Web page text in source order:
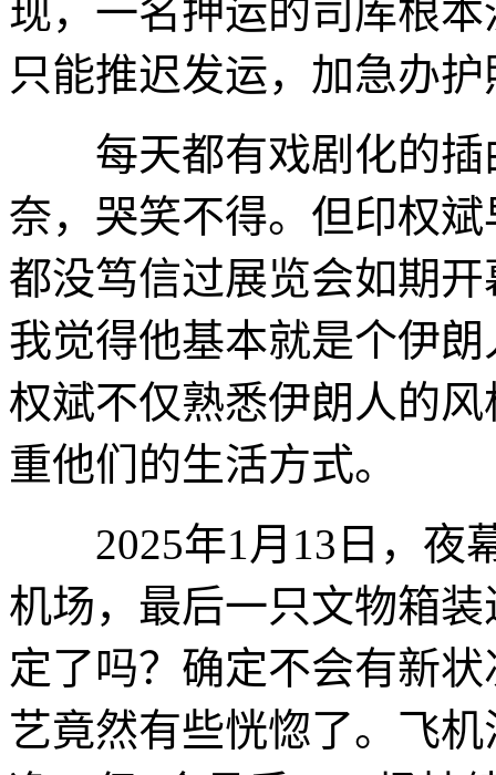
现，一名押运的司库根
只能推迟发运，加急办护
每天都有戏剧化的插
奈，哭笑不得。但印权
都没笃信过展览会如期
我觉得他基本就是个伊
权斌不仅熟悉伊朗人的
重他们的生活方式。
2025年1月13日，夜
机场，最后一只文物箱
定了吗？确定不会有新
艺竟然有些恍惚了。飞